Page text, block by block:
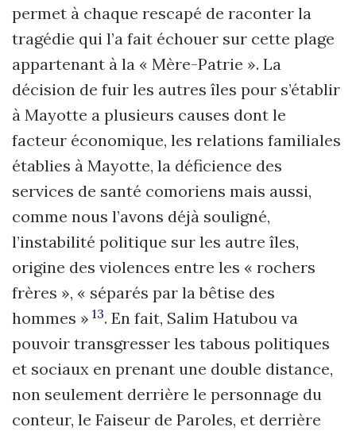
permet à chaque rescapé de raconter la
tragédie qui l’a fait échouer sur cette plage
appartenant à la « Mère-Patrie ». La
décision de fuir les autres îles pour s’établir
à Mayotte a plusieurs causes dont le
facteur économique, les relations familiales
établies à Mayotte, la déficience des
services de santé comoriens mais aussi,
comme nous l’avons déjà souligné,
l’instabilité politique sur les autre îles,
origine des violences entre les « rochers
frères », « séparés par la bêtise des
hommes » 13. En fait, Salim Hatubou va
pouvoir transgresser les tabous politiques
et sociaux en prenant une double distance,
non seulement derrière le personnage du
conteur, le Faiseur de Paroles, et derrière